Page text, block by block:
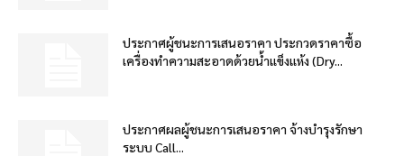
ประกาศผู้ชนะการเสนอราคา ประกวดราคาซื้อ
เครื่องทำความสะอาดด้วยน้ำแข็งแห้ง (Dry...
ประกาศผลผู้ชนะการเสนอราคา จ้างบำรุงรักษา
ระบบ Call...